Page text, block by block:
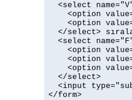
<select
<option
<option
</select>
<select
<option
<option
<option
  </select>
<input
</form>